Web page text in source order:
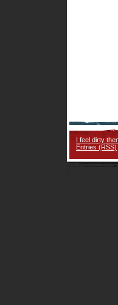
I feel dirty
Entries (RSS)